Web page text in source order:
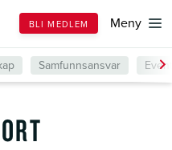
BLI MEDLEM Meny
Samfunnsansvar